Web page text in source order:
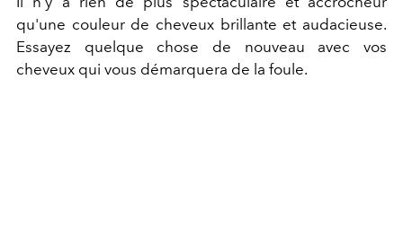
qu'une couleur de cheveux brillante et audacieuse.
Essayez quelque chose de nouveau avec vos
cheveux qui vous démarquera de la foule.